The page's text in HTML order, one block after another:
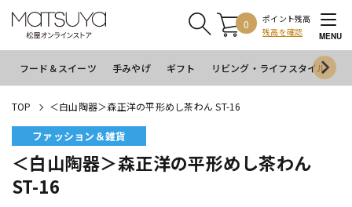
0
ポイント残高
残高を確認
MENU
フード＆スイーツ 手みやげ ギフト リビング・ライフスタイル
TOP ＜白山陶器＞森正洋の平形めし茶わん ST-16
ファッション＆雑貨
＜白山陶器＞森正洋の平形めし茶わん
ST-16